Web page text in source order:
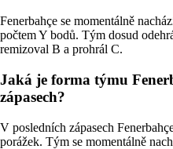
Fenerbahçe se momentálně
počtem Y bodů. Tým dosud
remizoval B a prohrál C.
Jaká je forma týmu
zápasech?
V posledních zápasech
porážek. Tým se momentálně